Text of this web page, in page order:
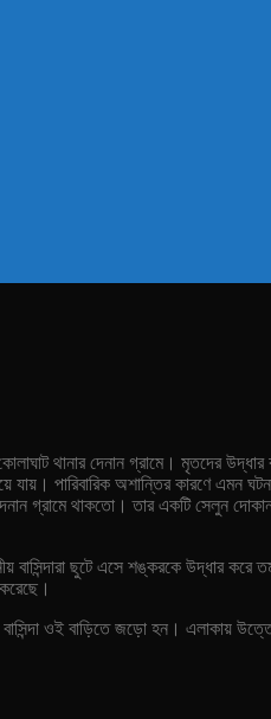
থানার দেনান গ্রামে। মৃতদের উদ্ধার
যায়। পারিবারিক অশান্তির কারণে এমন
গ্রামে থাকতো। তার একটি সেলুন
বাসিন্দারা ছুটে এসে শঙ্করকে উদ্ধার করে
ওই বাড়িতে জড়ো হন। এলাকায়